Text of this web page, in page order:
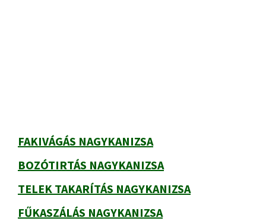
FAKIVÁGÁS NAGYKANIZSA
BOZÓTIRTÁS NAGYKANIZSA
TELEK TAKARÍTÁS NAGYKANIZSA
FŰKASZÁLÁS NAGYKANIZSA